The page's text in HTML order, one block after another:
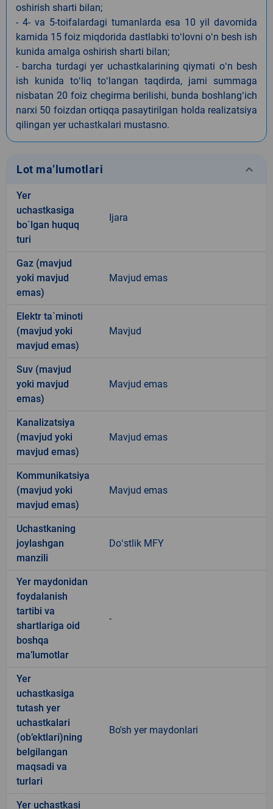
oshirish sharti bilan;
- 4- va 5-toifalardagi tumanlarda esa 10 yil davomida
kamida 15 foiz miqdorida dastlabki toʻlovni oʻn besh ish
kunida amalga oshirish sharti bilan;
- barcha turdagi yer uchastkalarining qiymati oʻn besh
ish kunida toʻliq toʻlangan taqdirda, jami summaga
nisbatan 20 foiz chegirma berilishi, bunda boshlangʻich
narxi 50 foizdan ortiqqa pasaytirilgan holda realizatsiya
qilingan yer uchastkalari mustasno.
Lot ma’lumotlari keyboard_arrow_down
Yer
uchastkasiga
bo`lgan huquq
turi
Ijara
Gaz (mavjud
yoki mavjud
emas)
Mavjud emas
Elektr ta`minoti
(mavjud yoki
mavjud emas)
Mavjud
Suv (mavjud
yoki mavjud
emas)
Mavjud emas
Kanalizatsiya
(mavjud yoki
mavjud emas)
Mavjud emas
Kommunikatsiya
(mavjud yoki
mavjud emas)
Mavjud emas
Uchastkaning
joylashgan
manzili
Doʻstlik MFY
Yer maydonidan
foydalanish
tartibi va
shartlariga oid
boshqa
ma’lumotlar
-
Yer
uchastkasiga
tutash yer
uchastkalari
(ob’ektlari)ning
belgilangan
maqsadi va
turlari
Bo'sh yer maydonlari
Yer uchastkasi